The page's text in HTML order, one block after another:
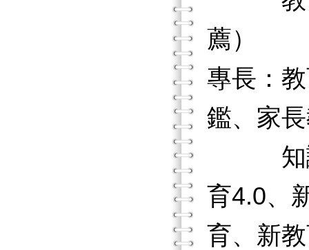
薦）
專長：
鑑、家
知識
育4.0、
育、新